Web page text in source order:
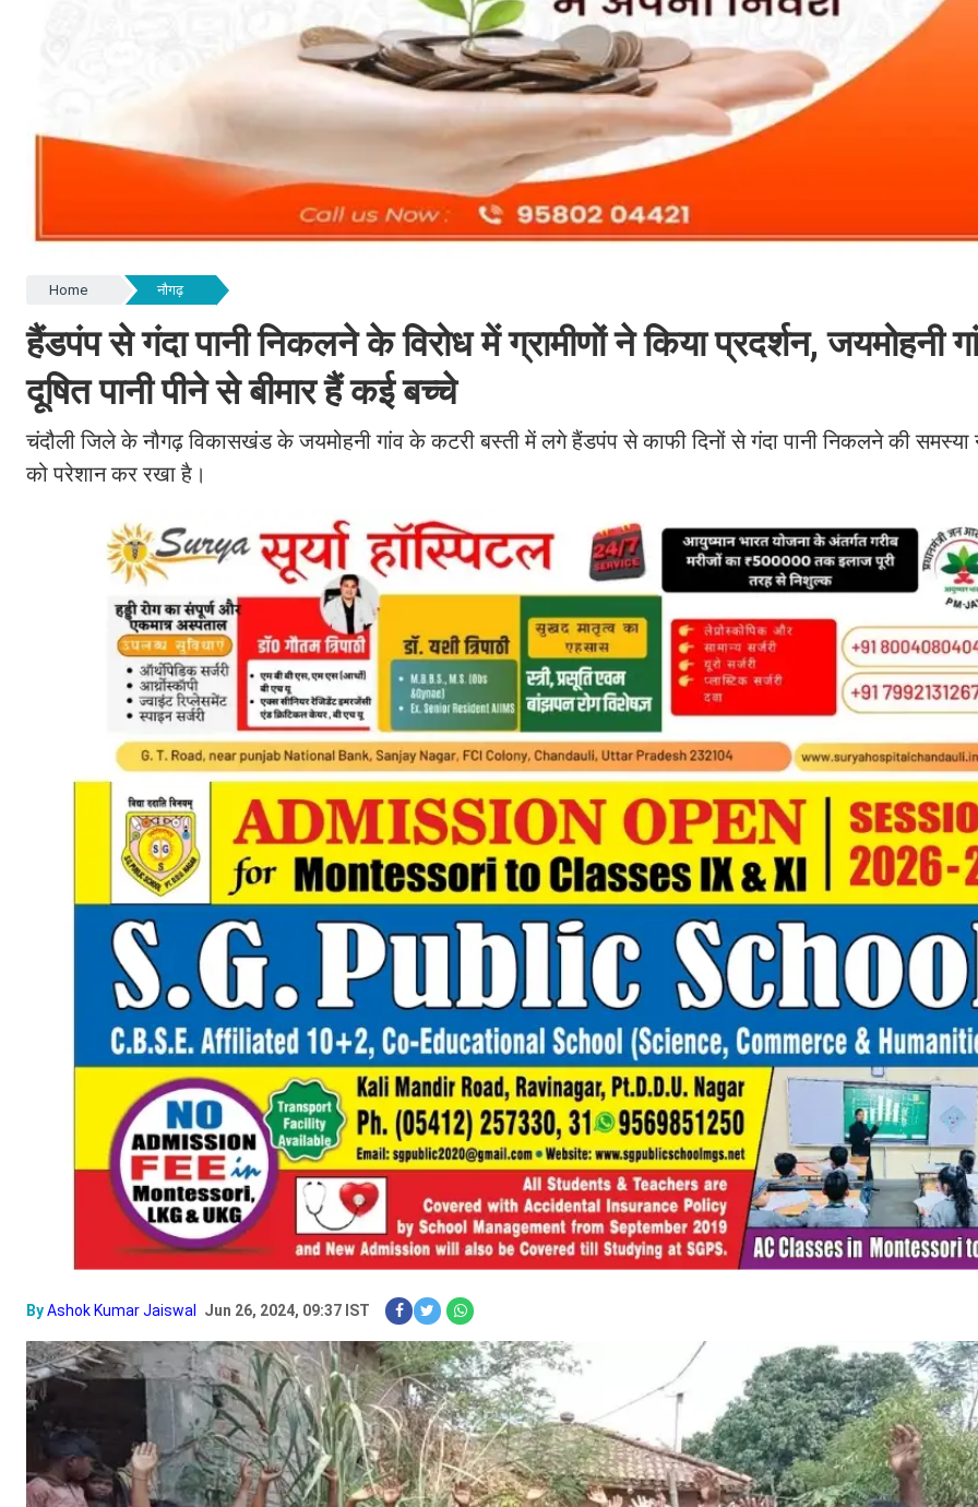
Home नौगढ़
हैंडपंप से गंदा पानी निकलने के विरोध में ग्रामीणों ने किया प्रदर्शन, जयमोहनी
दूषित पानी पीने से बीमार हैं कई बच्चे
चंदौली जिले के नौगढ़ विकासखंड के जयमोहनी गांव के कटरी बस्ती में लगे हैंडपंप से काफी दिनों से गंदा पानी निकलने की समस्या
को परेशान कर रखा है।
ByAshok Kumar Jaiswal Jun 26, 2024, 09:37 IST